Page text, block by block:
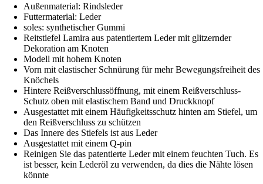
Außenmaterial: Rindsleder
Futtermaterial: Leder
soles: synthetischer Gummi
Reitstiefel Lamira aus patentiertem Leder mit glitzernder
Dekoration am Knoten
Modell mit hohem Knoten
Vorn mit elastischer Schnürung für mehr Bewegungsfreiheit des
Knöchels
Hintere Reißverschlussöffnung, mit einem Reißverschluss-
Schutz oben mit elastischem Band und Druckknopf
Ausgestattet mit einem Häufigkeitsschutz hinten am Stiefel, um
den Reißverschluss zu schützen
Das Innere des Stiefels ist aus Leder
Ausgestattet mit einem Q-pin
Reinigen Sie das patentierte Leder mit einem feuchten Tuch. Es
ist besser, kein Lederöl zu verwenden, da dies die Nähte lösen
könnte